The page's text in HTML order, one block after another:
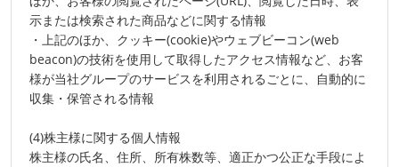
示または検索された商品などに関する情報
・上記のほか、クッキー(cookie)やウェブビーコン(web
beacon)の技術を使用して取得したアクセス情報など、お客
様が当社グループのサービスを利用されるごとに、自動的に
収集・保管される情報
(4)株主様に関する個人情報
株主様の氏名、住所、所有株数等、適正かつ公正な手段によ